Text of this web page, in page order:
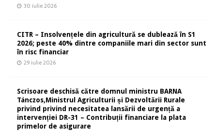
30 iulie 2026
CITR – Insolvențele din agricultură se dublează în S1
2026; peste 40% dintre companiile mari din sector sunt
în risc financiar
29 iulie 2026
Scrisoare deschisă către domnul ministru BARNA
Tánczos,Ministrul Agriculturii și Dezvoltării Rurale
privind privind necesitatea lansării de urgență a
intervenției DR-31 – Contribuții financiare la plata
primelor de asigurare